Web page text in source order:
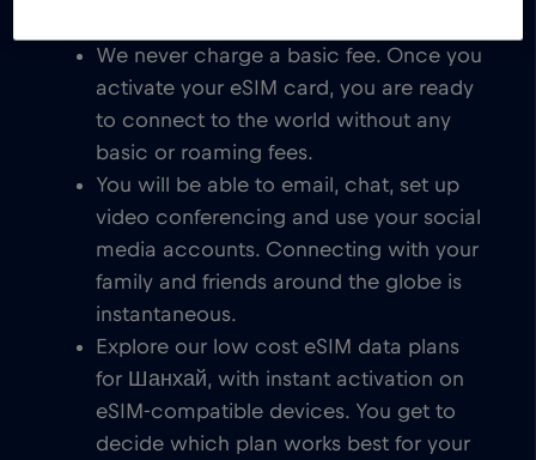
We never charge a basic fee. Once you
activate your eSIM card, you are ready
to connect to the world without any
basic or roaming fees.
You will be able to email, chat, set up
video conferencing and use your social
media accounts. Connecting with your
family and friends around the globe is
instantaneous.
Explore our low cost eSIM data plans
for Шанхай, with instant activation on
eSIM-compatible devices. You get to
decide which plan works best for your